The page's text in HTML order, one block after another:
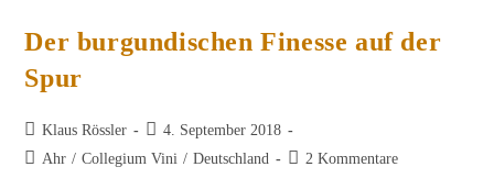
Dem
Hochwasser
Der burgundischen Finesse auf der
Spur
Beitrags-
Autor:
Klaus Rössler
Beitrag
veröffentlicht:
4. September 2018
Beitrags-
Ahr / Collegium Vini / Deutschland
Beitrags-
2 Kommentare